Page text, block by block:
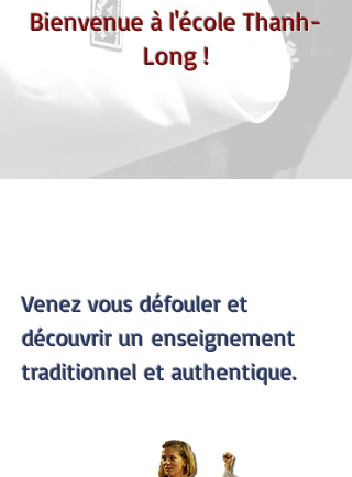
Bienvenue à l'école Thanh-
Long !
Venez vous défouler et
découvrir un enseignement
traditionnel et authentique.